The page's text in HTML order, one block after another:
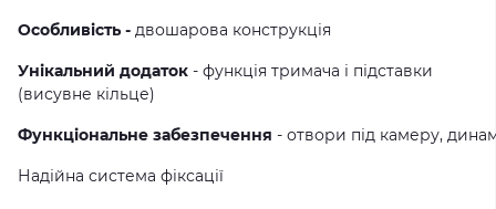
Особливість - двошарова конструкція
Унікальний додаток - функція тримача і підставки
(висувне кільце)
Функціональне забезпечення - отвори під камеру,
Надійна система фіксації